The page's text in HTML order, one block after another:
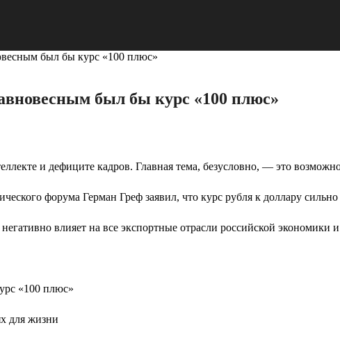
был бы курс «100 плюс»
был бы курс «100 плюс»
и дефиците кадров. Главная тема, безусловно, — это
форума Герман Греф заявил, что курс рубля к доллару
влияет на все экспортные отрасли российской экономики
для жизни